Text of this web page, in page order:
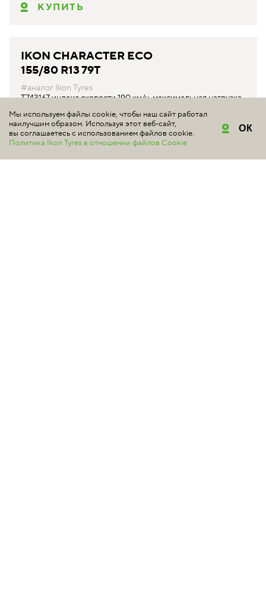
КУПИТЬ
IKON CHARACTER ECO
155/80 R13 79T
#аналог Ikon Tyres
T743167 индекс скорости 190 км/ч, максимальная нагрузка
от 4 130 ₽*
Мы используем файлы cookie, чтобы наш сайт работал
наилучшим образом. Используя этот веб-сайт,
вы соглашаетесь с использованием файлов cookie.
Политика Ikon Tyres в отношении файлов Cookie
ОК